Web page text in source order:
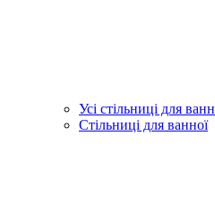
Усі стільниці для
Стільниці для ванної